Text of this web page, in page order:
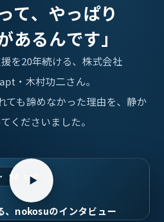
て、やっぱり
あるんです」
を20年続ける、株式会社
・木村功二さん。
ても諦めなかった理由を、静か
くださいました。
90 sec
、nokosuのインタビュー